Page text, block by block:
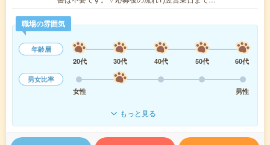
職場の雰囲気
年齢層
20代
30代 40代 50代
60代
男女比率
女性
男性
もっと見る